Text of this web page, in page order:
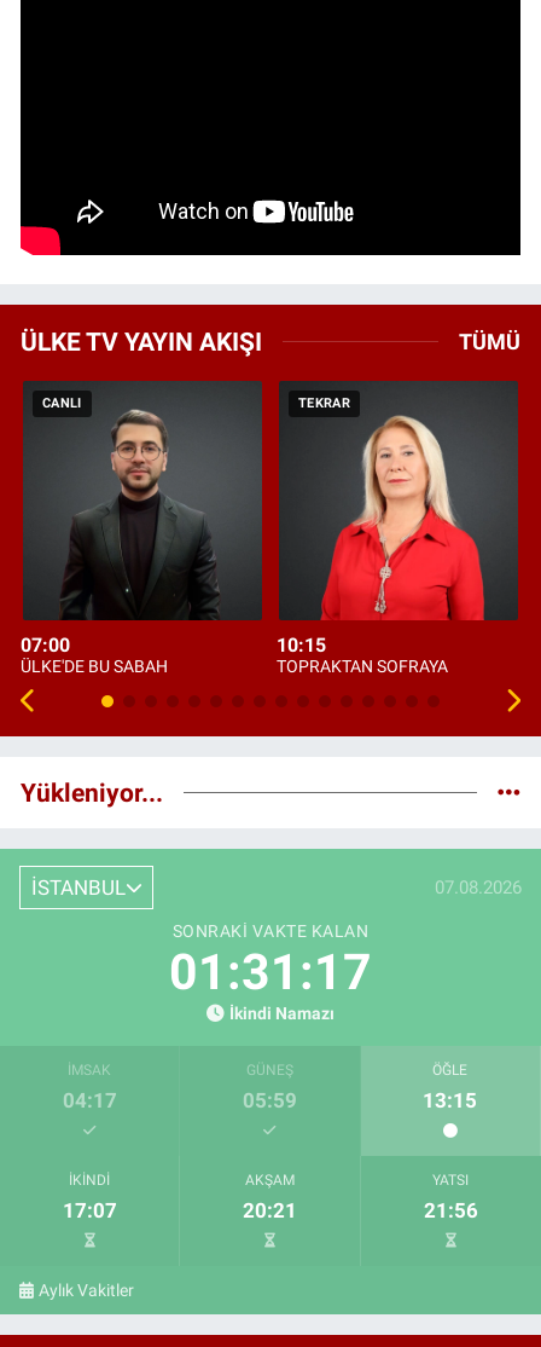
ÜLKE TV YAYIN AKIŞI TÜMÜ
CANLI
07:00
ÜLKE'DE BU SABAH
TEKRAR
10:15
TOPRAKTAN SOFRAYA
Yükleniyor...
İSTANBUL 07.08.2026
SONRAKI VAKTE KALAN
01:31:17
İkindi Namazı
İMSAK
04:17
GÜNEŞ
05:59
ÖĞLE
13:15
İKINDI
17:07
AKŞAM
20:21
YATSI
21:56
Aylık Vakitler